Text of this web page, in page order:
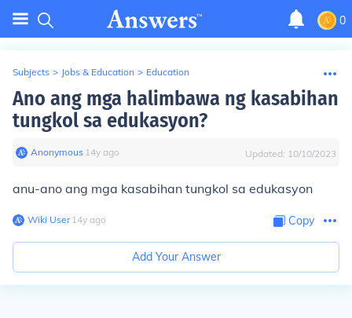
0
Subjects > Jobs & Education > Education
Ano ang mga halimbawa ng kasabihan
tungkol sa edukasyon?
Anonymous∙ 14y ago Updated: 10/10/2023
anu-ano ang mga kasabihan tungkol sa edukasyon
Wiki User∙14y ago Copy
Add Your Answer